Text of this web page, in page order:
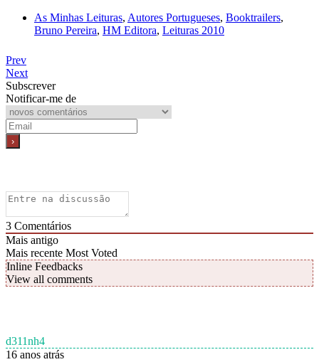
As Minhas Leituras, Autores Portugueses, Booktrailers,
Bruno Pereira, HM Editora, Leituras 2010
Prev
Next
Subscrever
Notificar-me de
3 Comentários
Mais antigo
Mais recente Most Voted
Inline Feedbacks
View all comments
d311nh4
16 anos atrás